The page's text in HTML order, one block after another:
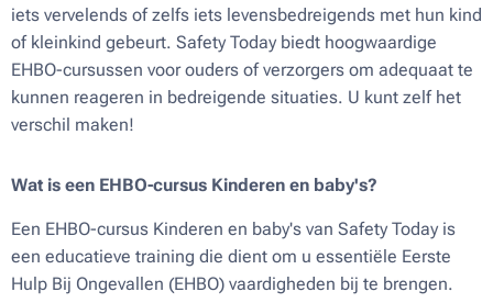
iets vervelends of zelfs iets levensbedreigends met hun kind
of kleinkind gebeurt. Safety Today biedt hoogwaardige
EHBO-cursussen voor ouders of verzorgers om adequaat te
kunnen reageren in bedreigende situaties. U kunt zelf het
verschil maken!
Wat is een EHBO-cursus Kinderen en baby's?
Een EHBO-cursus Kinderen en baby's van Safety Today is
een educatieve training die dient om u essentiële Eerste
Hulp Bij Ongevallen (EHBO) vaardigheden bij te brengen.